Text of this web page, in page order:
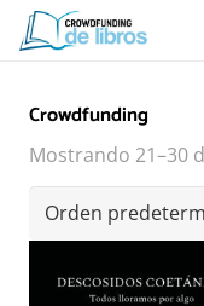
Crowdfunding
Mostrando 21–30